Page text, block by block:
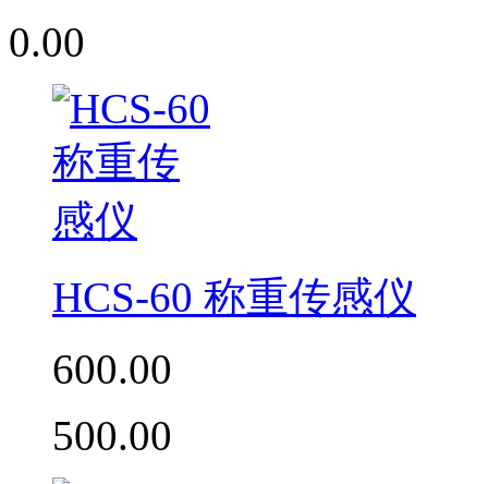
0.00
HCS-60 称重传感仪
600.00
500.00